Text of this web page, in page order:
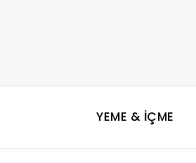
YEME & İÇME